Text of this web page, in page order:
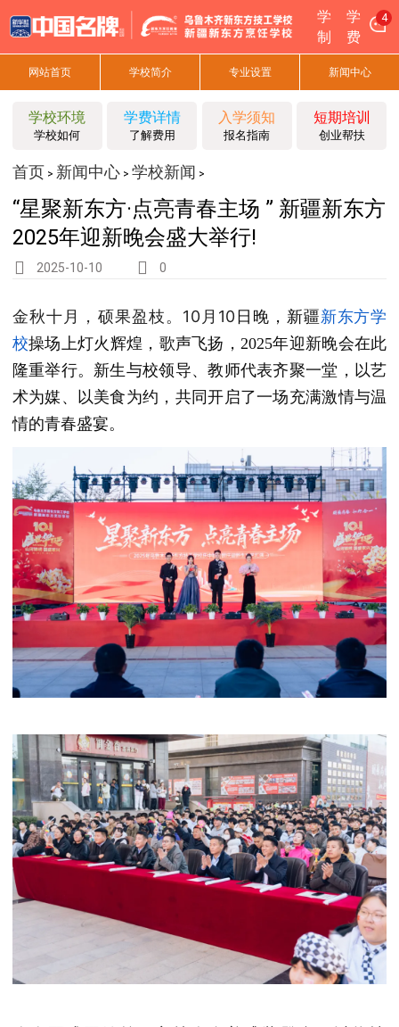
学
制
学
费
4
网站首页 学校简介 专业设置 新闻中心
学校环境
学校如何
学费详情
了解费用
入学须知
报名指南
短期培训
创业帮扶
首页 > 新闻中心> 学校新闻 >
“星聚新东方·点亮青春主场 ” 新疆新东方
2025年迎新晚会盛大举行!
2025-10-10 0
金秋十月，硕果盈枝。10月10 日晚，新疆新东方学
校操场上灯火辉煌，歌声飞扬，2025年迎新晚会在此
隆重举行。新生与校领导、教师代表齐聚一堂，以艺
术为媒、以美食为约，共同开启了一场充满激情与温
情的青春盛宴。